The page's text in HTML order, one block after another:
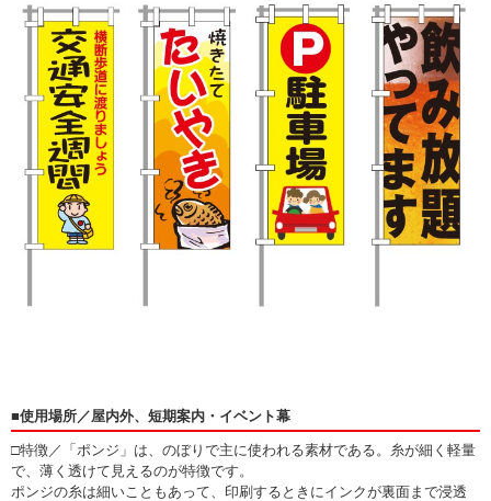
■使用場所／屋内外、短期案内・イベント幕
□特徴／「ポンジ」は、のぼりで主に使われる素材である。糸が細く軽量
で、薄く透けて見えるのが特徴です。
ポンジの糸は細いこともあって、印刷するときにインクが裏面まで浸透